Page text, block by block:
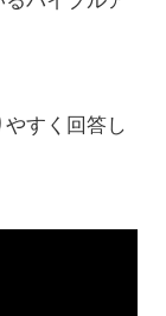
すく回答し